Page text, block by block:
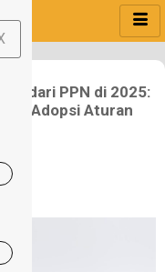
dari PPN di 2025:
Adopsi Aturan